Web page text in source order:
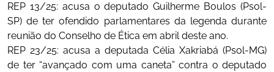
REP 13/25: acusa o deputado Guilherme Boulos (Psol-
SP) de ter ofendido parlamentares da legenda durante
reunião do Conselho de Ética em abril deste ano.
REP 23/25: acusa a deputada Célia Xakriabá (Psol-MG)
de ter “avançado com uma caneta” contra o deputado